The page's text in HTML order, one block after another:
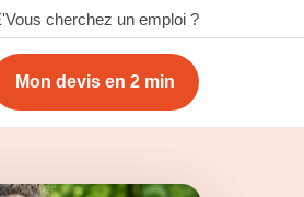
Vous cherchez un emploi ?
Mon devis en 2 min